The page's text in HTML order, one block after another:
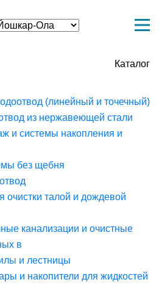
Каталог
(линейный и точечный)
из нержавеющей стали
и системы накопления и
без щебня
очистки талой и дождевой
канализации и очистные
в
и лестницы
и накопители для жидкостей